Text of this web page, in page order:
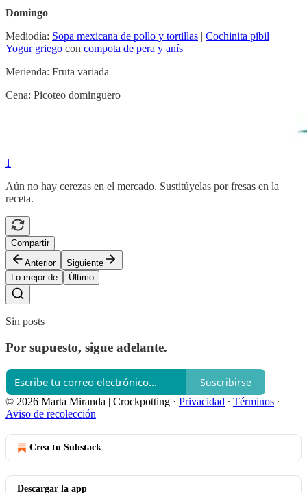
Domingo
Mediodía: Sopa mexicana de pollo y tortillas | Cochinita pibil |
Yogur griego con compota de pera y anís
Merienda: Fruta variada
Cena: Picoteo dominguero
1
Aún no hay cerezas en el mercado. Sustitúyelas por fresas en la
receta.
Compartir
Anterior
Siguiente
Lo mejor de
Último
Sin posts
Por supuesto, sigue adelante.
Suscribirse
© 2026 Marta Miranda | Crockpotting · Privacidad ∙ Términos ∙
Aviso de recolección
Crea tu Substack
Descargar la app